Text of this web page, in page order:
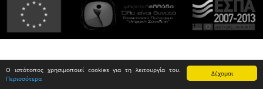
Δέχομαι
Ο ιστότοπος χρησιμοποιεί cookies για τη λειτουργία του.
Περισσότερα